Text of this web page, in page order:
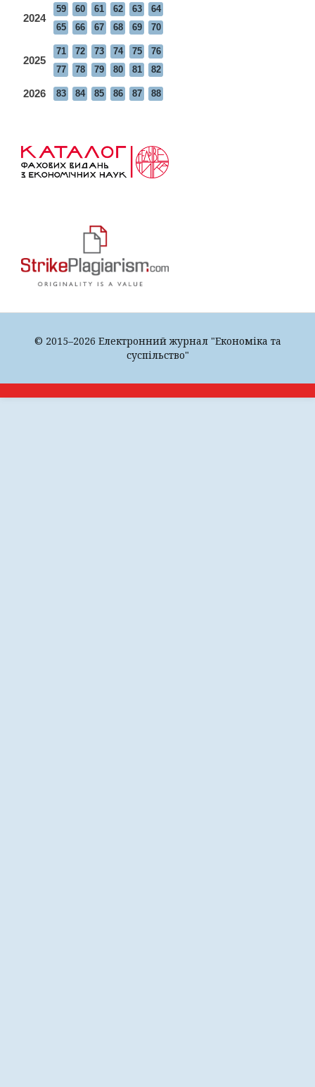
2024
59 60 61 62 63
64
65
66 67 68 69 70
2025
71 72 73 74 75
76
77
78 79 80 81 82
2026 83 84 85 86 87 88
© 2015–2026 Електронний журнал "Економіка та
суспільство"